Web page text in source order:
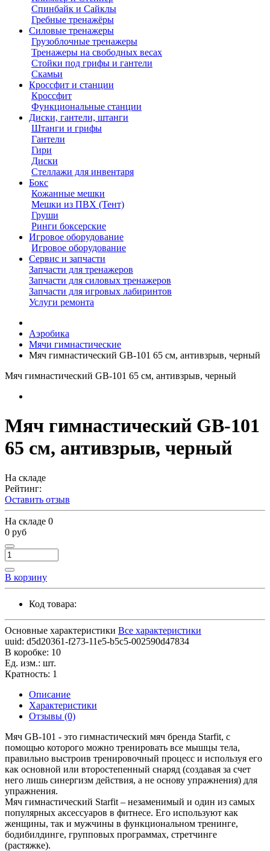
Спинбайк и Сайклы
Гребные тренажёры
Силовые тренажеры
Грузоблочные тренажеры
Тренажеры на свободных весах
Стойки под грифы и гантели
Скамьи
Кроссфит и станции
Кроссфит
Функциональные станции
Диски, гантели, штанги
Штанги и грифы
Гантели
Гири
Диски
Стеллажи для инвентаря
Бокс
Кожанные мешки
Мешки из ПВХ (Тент)
Груши
Ринги боксерские
Игровое оборудование
Игровое оборудование
Сервис и запчасти
Запчасти для тренажеров
Запчасти для силовых тренажеров
Запчасти для игровых лабиринтов
Услуги ремонта
Аэробика
Мячи гимнастические
Мяч гимнастический GB-101 65 см, антивзрыв, черный
Мяч гимнастический GB-101 65 см, антивзрыв, черный
Мяч гимнастический GB-101
65 см, антивзрыв, черный
На складе
Рейтинг:
Оставить отзыв
На складе 0
0 руб
В корзину
Код товара:
Основные характеристики Все характеристики
uuid: d5d20361-f273-11e5-b5c5-002590d47834
В коробке: 10
Ед. изм.: шт.
Кратность: 1
Описание
Характеристики
Отзывы (0)
Мяч GB-101 - это гимнастический мяч бренда Starfit, с
помощью которого можно тренировать все мышцы тела,
правильно выстроив тренировочный процесс и используя его
как основной или второстепенный снаряд (создавая за счет
него лишь синергизм действия, а не основу упражнения) для
упражнения.
Мяч гимнастический Starfit – незаменимый и один из самых
популярных аксессуаров в фитнесе. Его используют как
женщины, так и мужчины в функциональном тренинге,
бодибилдинге, групповых программах, стретчинге
(растяжке).